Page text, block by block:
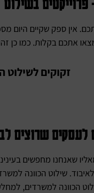
אין ספק שקיים
אתכם בקלות. כמו כן
זקוקים לשילוט
לעסקים שרוצים
שאנחנו מחפשים
שילוט הכוונה
הכוונה למשרדים,